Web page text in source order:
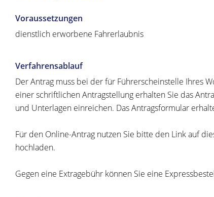
Voraussetzungen
dienstlich erworbene Fahrerlaubnis
Verfahrensablauf
Der Antrag muss bei der für Führerscheinstelle Ihres
einer schriftlichen Antragstellung erhalten Sie das
und Unterlagen einreichen. Das Antragsformular
Für den Online-Antrag nutzen Sie bitte den Link auf
hochladen.
Gegen eine Extragebühr können Sie eine